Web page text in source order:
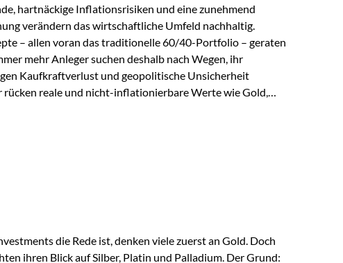
hartnäckige Inflationsrisiken und eine zunehmend
verändern das wirtschaftliche Umfeld nachhaltig.
– allen voran das traditionelle 60/40-Portfolio – geraten
mehr Anleger suchen deshalb nach Wegen, ihr
Kaufkraftverlust und geopolitische Unsicherheit
rücken reale und nicht-inflationierbare Werte wie Gold,
eine bemerkenswerte Renaissance als monetärer
die Rede ist, denken viele zuerst an Gold. Doch
ihren Blick auf Silber, Platin und Palladium. Der Grund: